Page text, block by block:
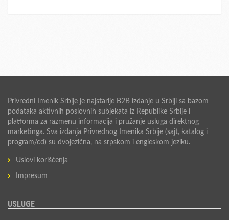
Privredni Imenik Srbije je najstarije B2B izdanje u Srbiji sa bazom
podataka aktivnih poslovnih subjekata iz Republike Srbije i
platforma za razmenu informacija i pružanje usluga direktnog
marketinga. Sva izdanja Privrednog Imenika Srbije (sajt, katalog i
program/cd) su dvojezična, na srpskom i engleskom jeziku.
Uslovi korišćenja
Impresum
USLUGE